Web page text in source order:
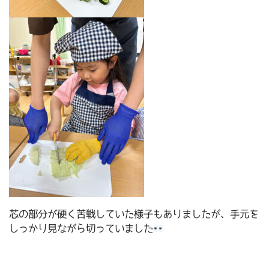
芯の部分が硬く苦戦していた様子もありましたが、手元を
しっかり見ながら切っていました